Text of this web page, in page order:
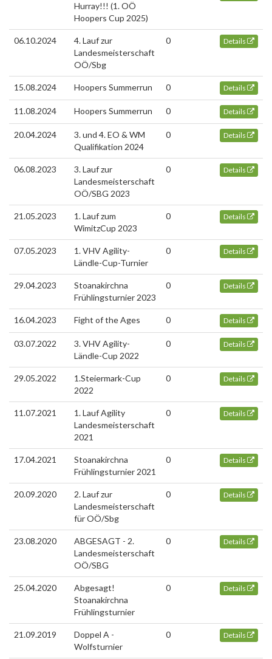
Hurray!!! (1. OÖ
Hoopers Cup 2025)
06.10.2024
4. Lauf zur
Landesmeisterschaft
OÖ/Sbg
0 Details
15.08.2024 Hoopers Summerrun 0 Details
11.08.2024 Hoopers Summerrun 0 Details
20.04.2024
3. und 4. EO & WM
Qualifikation 2024
0 Details
06.08.2023
3. Lauf zur
Landesmeisterschaft
OÖ/SBG 2023
0 Details
21.05.2023
1. Lauf zum
WimitzCup 2023
0 Details
07.05.2023
1. VHV Agility-
Ländle-Cup-Turnier
0 Details
29.04.2023
Stoanakirchna
Frühlingsturnier 2023
0 Details
16.04.2023 Fight of the Ages 0 Details
03.07.2022
3. VHV Agility-
Ländle-Cup 2022
0 Details
29.05.2022
1.Steiermark-Cup
2022
0 Details
11.07.2021
1. Lauf Agility
Landesmeisterschaft
2021
0 Details
17.04.2021
Stoanakirchna
Frühlingsturnier 2021
0 Details
20.09.2020
2. Lauf zur
Landesmeisterschaft
für OÖ/Sbg
0 Details
23.08.2020
ABGESAGT - 2.
Landesmeisterschaft
OÖ/SBG
0 Details
25.04.2020
Abgesagt!
Stoanakirchna
Frühlingsturnier
0 Details
21.09.2019
Doppel A -
Wolfsturnier
0 Details